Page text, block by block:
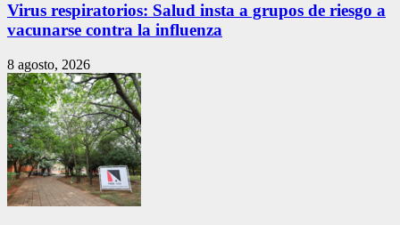
Virus respiratorios: Salud insta a grupos de riesgo a
vacunarse contra la influenza
8 agosto, 2026